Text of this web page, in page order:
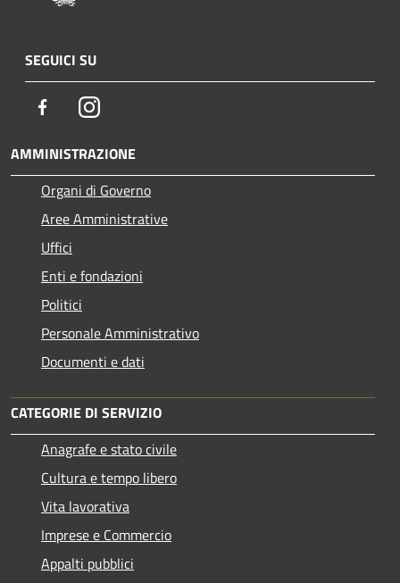
SEGUICI SU
FacebookInstagram
AMMINISTRAZIONE
Organi di Governo
Aree Amministrative
Uffici
Enti e fondazioni
Politici
Personale Amministrativo
Documenti e dati
CATEGORIE DI SERVIZIO
Anagrafe e stato civile
Cultura e tempo libero
Vita lavorativa
Imprese e Commercio
Appalti pubblici